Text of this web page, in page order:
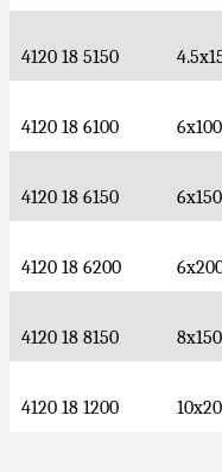
4120 18 5150
4120 18 6100 6x100
4120 18 6150 6x150
4120 18 6200
4120 18 8150 8x150
4120 18 1200